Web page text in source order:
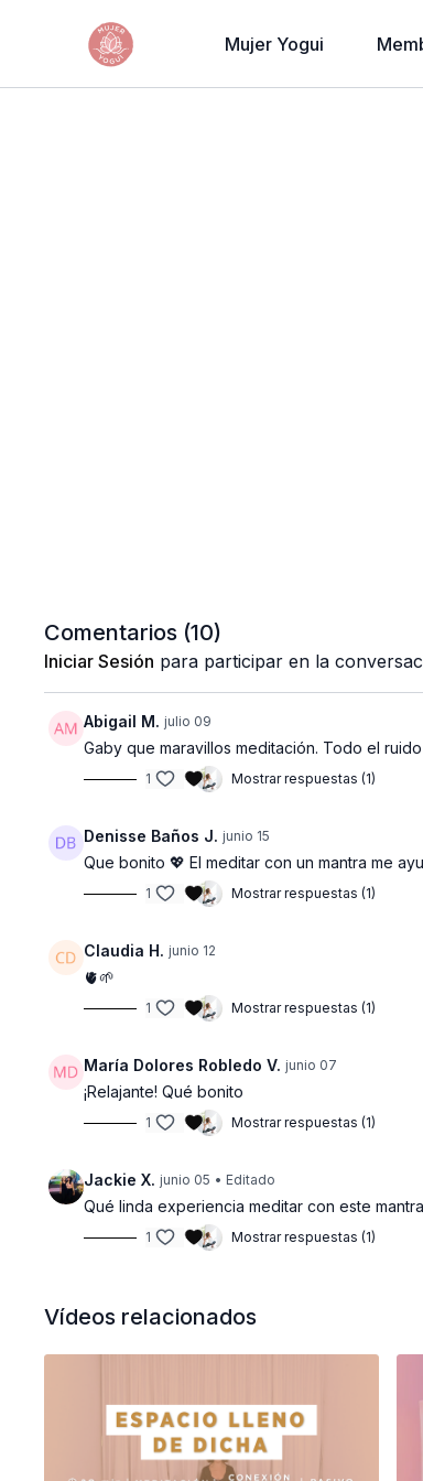
Mujer Yogui
Comentarios (10)
Iniciar Sesión para participar en la
Abigail M. julio 09
Gaby que maravillos meditación. Todo el
1 Mostrar respuestas (1)
Denisse Baños J. junio 15
Que bonito 💖 El meditar con un mantra me
1 Mostrar respuestas (1)
Claudia H. junio 12
🫀🌱
1 Mostrar respuestas (1)
María Dolores Robledo V. junio 07
¡Relajante! Qué bonito
1 Mostrar respuestas (1)
Jackie X. junio 05 • Editado
Qué linda experiencia meditar con este
1 Mostrar respuestas (1)
Vídeos relacionados